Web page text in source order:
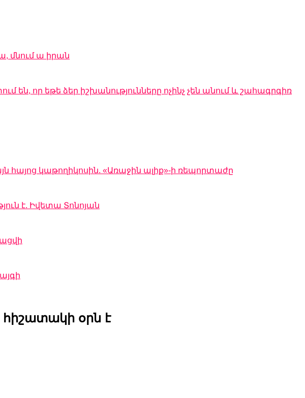
մնում ա իրան
են, որ եթե ձեր իշխանությունները ոչինչ չեն անում և շահագրգիռ
հայոց կաթողիկոսին. «Առաջին ալիք»-ի ռեպորտաժը
է. Իվետա Տոնոյան
օրն է